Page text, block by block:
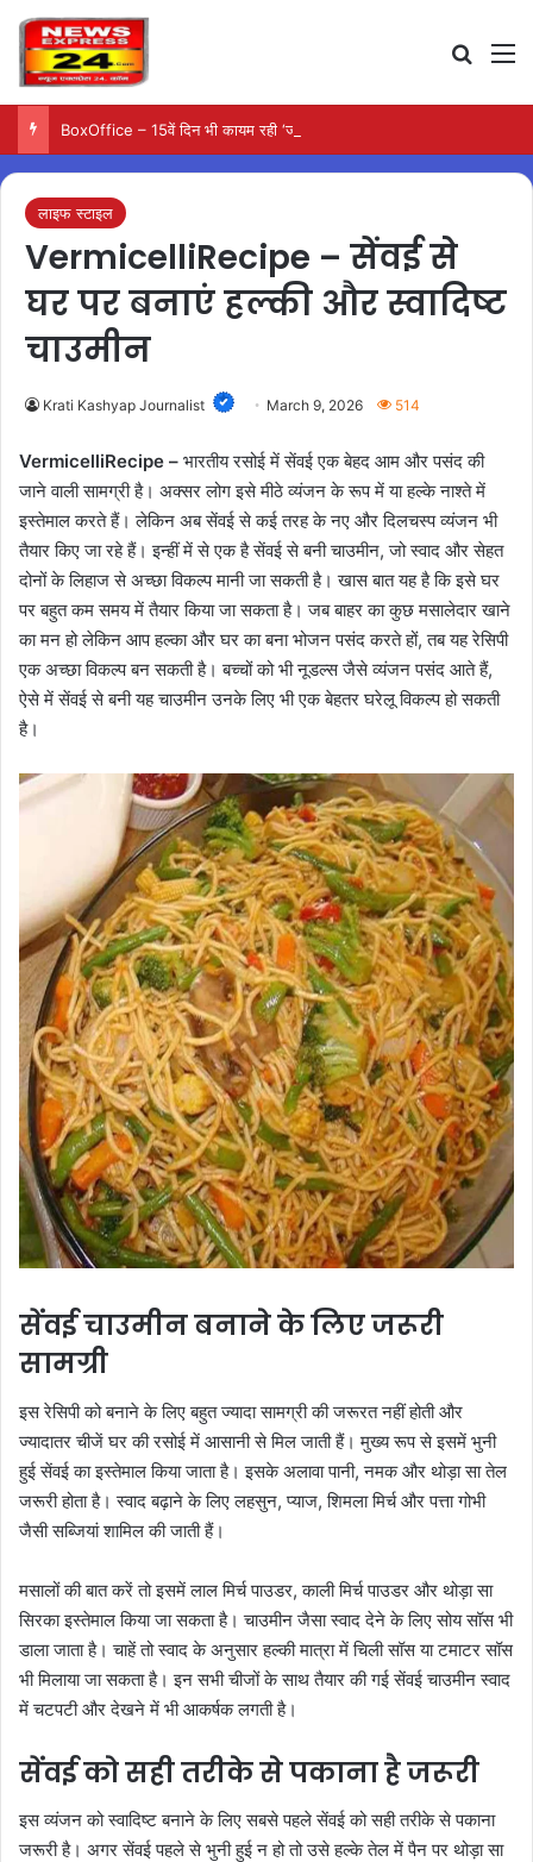
लाइफ स्टाइल
VermicelliRecipe – सेंवई से
घर पर बनाएं हल्की और स्वादिष्ट
चाउमीन
Krati Kashyap Journalist March 9, 2026 514
VermicelliRecipe – भारतीय रसोई में सेंवई एक बेहद आम और पसंद की
जाने वाली सामग्री है। अक्सर लोग इसे मीठे व्यंजन के रूप में या हल्के नाश्ते में
इस्तेमाल करते हैं। लेकिन अब सेंवई से कई तरह के नए और दिलचस्प व्यंजन भी
तैयार किए जा रहे हैं। इन्हीं में से एक है सेंवई से बनी चाउमीन, जो स्वाद और सेहत
दोनों के लिहाज से अच्छा विकल्प मानी जा सकती है। खास बात यह है कि इसे घर
पर बहुत कम समय में तैयार किया जा सकता है। जब बाहर का कुछ मसालेदार खाने
का मन हो लेकिन आप हल्का और घर का बना भोजन पसंद करते हों, तब यह रेसिपी
एक अच्छा विकल्प बन सकती है। बच्चों को भी नूडल्स जैसे व्यंजन पसंद आते हैं,
ऐसे में सेंवई से बनी यह चाउमीन उनके लिए भी एक बेहतर घरेलू विकल्प हो सकती
है।
सेंवई चाउमीन बनाने के लिए जरूरी
सामग्री
इस रेसिपी को बनाने के लिए बहुत ज्यादा सामग्री की जरूरत नहीं होती और
ज्यादातर चीजें घर की रसोई में आसानी से मिल जाती हैं। मुख्य रूप से इसमें भुनी
हुई सेंवई का इस्तेमाल किया जाता है। इसके अलावा पानी, नमक और थोड़ा सा तेल
जरूरी होता है। स्वाद बढ़ाने के लिए लहसुन, प्याज, शिमला मिर्च और पत्ता गोभी
जैसी सब्जियां शामिल की जाती हैं।
मसालों की बात करें तो इसमें लाल मिर्च पाउडर, काली मिर्च पाउडर और थोड़ा सा
सिरका इस्तेमाल किया जा सकता है। चाउमीन जैसा स्वाद देने के लिए सोय सॉस भी
डाला जाता है। चाहें तो स्वाद के अनुसार हल्की मात्रा में चिली सॉस या टमाटर सॉस
भी मिलाया जा सकता है। इन सभी चीजों के साथ तैयार की गई सेंवई चाउमीन स्वाद
में चटपटी और देखने में भी आकर्षक लगती है।
सेंवई को सही तरीके से पकाना है जरूरी
इस व्यंजन को स्वादिष्ट बनाने के लिए सबसे पहले सेंवई को सही तरीके से पकाना
जरूरी है। अगर सेंवई पहले से भुनी हुई न हो तो उसे हल्के तेल में पैन पर थोड़ा सा